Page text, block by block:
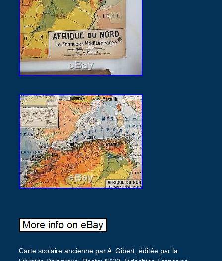
Carte scolaire ancienne par A. Gibert, éditée par la